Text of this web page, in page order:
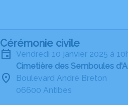
Cérémonie civile
vendredi 10 janvier 2025 à
Cimetière des Semboules
Boulevard André Breton
06600 Antibes